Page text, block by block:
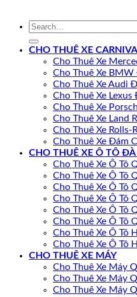
CHO THUÊ XE
Cho Thuê Xe
Cho Thuê Xe BMW
Cho Thuê Xe Audi
Cho Thuê Xe Lexus
Cho Thuê Xe
Cho Thuê Xe Land
Cho Thuê Xe Rolls-
Cho Thuê Xe Đám
CHO THUÊ XE Ô TÔ ĐÀ
Cho Thuê Xe Ô Tô
Cho Thuê Xe Ô Tô
Cho Thuê Xe Ô Tô
Cho Thuê Xe Ô Tô
Cho Thuê Xe Ô Tô
Cho Thuê Xe Ô Tô
Cho Thuê Xe Ô Tô
Cho Thuê Xe Ô Tô
CHO THUÊ XE MÁY
Cho Thuê Xe Máy
Cho Thuê Xe Máy
Cho Thuê Xe Máy